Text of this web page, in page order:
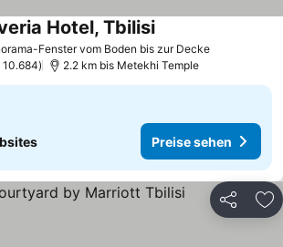
Fenster vom Boden bis zur Decke
Hotel, Tbilisi
10.684 2.2 km bis Metekhi Temple
Preise sehen
Teilen